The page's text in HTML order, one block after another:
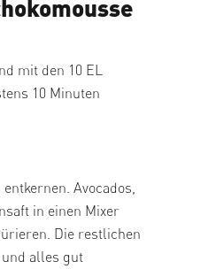
mit den 10 EL
10 Minuten
Avocados,
in einen Mixer
Die restlichen
alles gut